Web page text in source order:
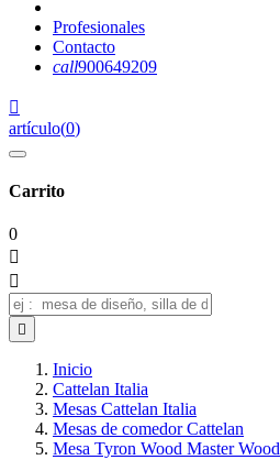
Profesionales
Contacto
call900649209

artículo(0)
Carrito
0



Inicio
Cattelan Italia
Mesas Cattelan Italia
Mesas de comedor Cattelan
Mesa Tyron Wood Master Wood